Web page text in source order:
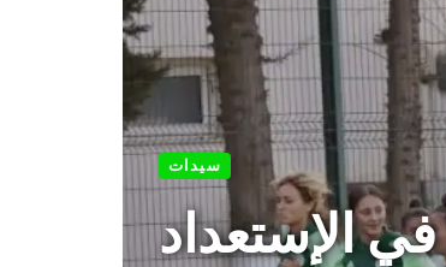
سيدات
ينطلقن في الإستعداد